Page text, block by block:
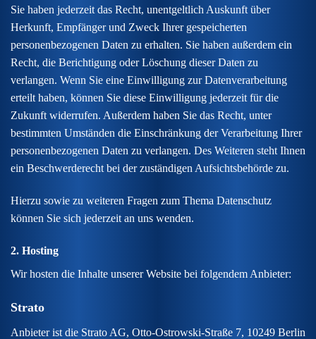
Sie haben jederzeit das Recht, unentgeltlich Auskunft über
Herkunft, Empfänger und Zweck Ihrer gespeicherten
personenbezogenen Daten zu erhalten. Sie haben außerdem ein
Recht, die Berichtigung oder Löschung dieser Daten zu
verlangen. Wenn Sie eine Einwilligung zur Datenverarbeitung
erteilt haben, können Sie diese Einwilligung jederzeit für die
Zukunft widerrufen. Außerdem haben Sie das Recht, unter
bestimmten Umständen die Einschränkung der Verarbeitung Ihrer
personenbezogenen Daten zu verlangen. Des Weiteren steht Ihnen
ein Beschwerderecht bei der zuständigen Aufsichtsbehörde zu.
Hierzu sowie zu weiteren Fragen zum Thema Datenschutz
können Sie sich jederzeit an uns wenden.
2. Hosting
Wir hosten die Inhalte unserer Website bei folgendem Anbieter:
Strato
Anbieter ist die Strato AG, Otto-Ostrowski-Straße 7, 10249 Berlin